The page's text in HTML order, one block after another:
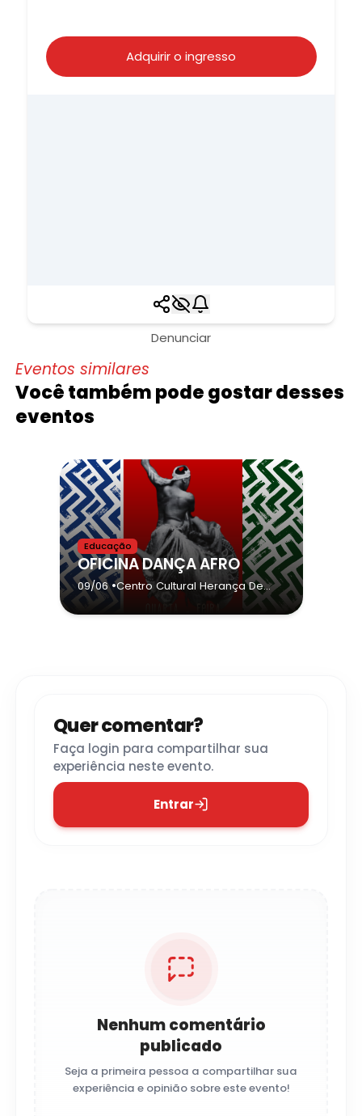
Adquirir o ingresso
Denunciar
Eventos similares
Você também pode gostar desses
eventos
Educação
OFICINA DANÇA AFRO
09/06 •Centro Cultural Herança De
Palmares Omo Oba Zumbi /
Afroketu- Guarujá
Quer comentar?
Faça login para compartilhar sua
experiência neste evento.
Entrar
Nenhum comentário
publicado
Seja a primeira pessoa a compartilhar sua
experiência e opinião sobre este evento!